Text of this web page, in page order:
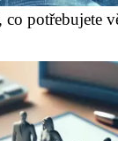
potřebujete